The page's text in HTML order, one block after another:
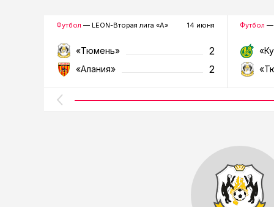
Футбол — LEON-Вторая лига «А» 14 июня
«Тюмень» 2
«Алания» 2
Футбол —